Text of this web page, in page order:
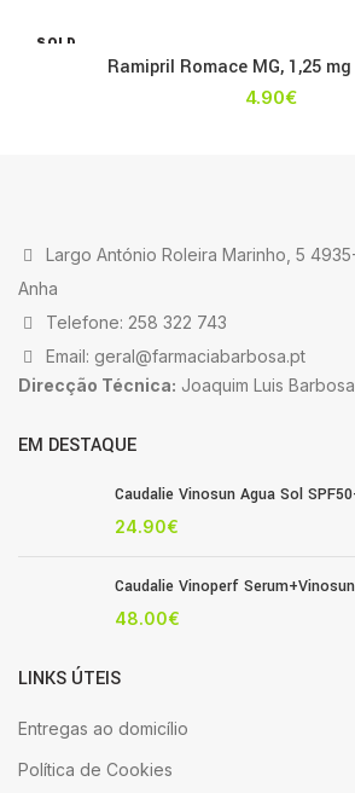
SOLD
Ramipril Romace MG, 1,25
4.90€
Largo António Roleira Marinho, 5
Anha
Telefone: 258 322 743
Email: geral@farmaciabarbosa.pt
Direcção Técnica: Joaquim Luis
EM DESTAQUE
Caudalie Vinosun Agua Sol
24.90€
Caudalie Vinoperf
48.00€
LINKS ÚTEIS
Entregas ao domicílio
Política de Cookies